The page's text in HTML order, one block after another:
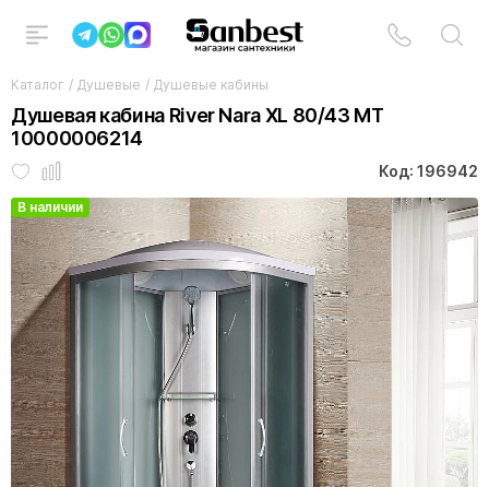
Каталог / Душевые / Душевые кабины
Душевая кабина River Nara XL 80/43 MT
10000006214
Код: 196942
В наличии